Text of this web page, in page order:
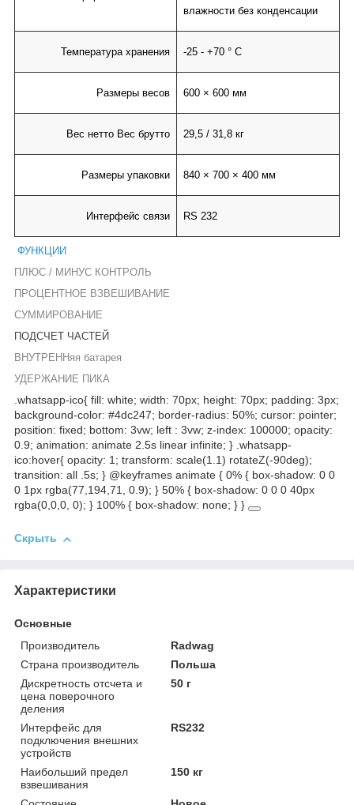
влажности без конденсации
Температура хранения -25 - +70 ° C
Размеры весов 600 × 600 мм
Вес нетто Вес брутто 29,5 / 31,8 кг
Размеры упаковки 840 × 700 × 400 мм
Интерфейс связи RS 232
ФУНКЦИИ
ПЛЮС / МИНУС КОНТРОЛЬ
ПРОЦЕНТНОЕ ВЗВЕШИВАНИЕ
СУММИРОВАНИЕ
ПОДСЧЕТ ЧАСТЕЙ
ВНУТРЕННяя батарея
УДЕРЖАНИЕ ПИКА
.whatsapp-ico{ fill: white; width: 70px; height: 70px; padding: 3px;
background-color: #4dc247; border-radius: 50%; cursor: pointer;
position: fixed; bottom: 3vw; left : 3vw; z-index: 100000; opacity:
0.9; animation: animate 2.5s linear infinite; } .whatsapp-
ico:hover{ opacity: 1; transform: scale(1.1) rotateZ(-90deg);
transition: all .5s; } @keyframes animate { 0% { box-shadow: 0 0
0 1px rgba(77,194,71, 0.9); } 50% { box-shadow: 0 0 0 40px
rgba(0,0,0, 0); } 100% { box-shadow: none; } }
Скрыть
Характеристики
Основные
Производитель
Radwag
Страна производитель
Польша
Дискретность отсчета и
цена поверочного
деления
50 г
Интерфейс для
подключения внешних
устройств
RS232
Наибольший предел
взвешивания
150 кг